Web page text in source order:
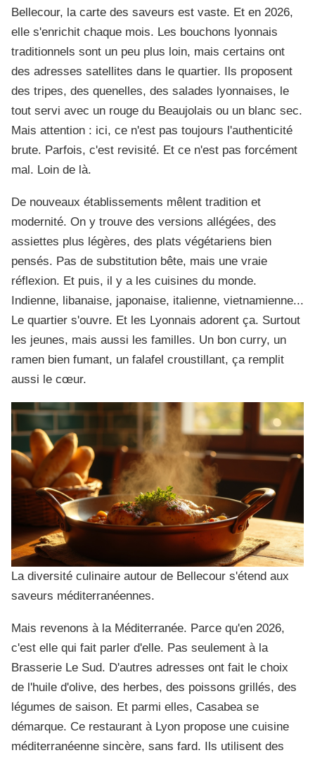
Bellecour, la carte des saveurs est vaste. Et en 2026,
elle s'enrichit chaque mois. Les bouchons lyonnais
traditionnels sont un peu plus loin, mais certains ont
des adresses satellites dans le quartier. Ils proposent
des tripes, des quenelles, des salades lyonnaises, le
tout servi avec un rouge du Beaujolais ou un blanc sec.
Mais attention : ici, ce n'est pas toujours l'authenticité
brute. Parfois, c'est revisité. Et ce n'est pas forcément
mal. Loin de là.
De nouveaux établissements mêlent tradition et
modernité. On y trouve des versions allégées, des
assiettes plus légères, des plats végétariens bien
pensés. Pas de substitution bête, mais une vraie
réflexion. Et puis, il y a les cuisines du monde.
Indienne, libanaise, japonaise, italienne, vietnamienne...
Le quartier s'ouvre. Et les Lyonnais adorent ça. Surtout
les jeunes, mais aussi les familles. Un bon curry, un
ramen bien fumant, un falafel croustillant, ça remplit
aussi le cœur.
La diversité culinaire autour de Bellecour s'étend aux
saveurs méditerranéennes.
Mais revenons à la Méditerranée. Parce qu'en 2026,
c'est elle qui fait parler d'elle. Pas seulement à la
Brasserie Le Sud. D'autres adresses ont fait le choix
de l'huile d'olive, des herbes, des poissons grillés, des
légumes de saison. Et parmi elles, Casabea se
démarque. Ce restaurant à Lyon propose une cuisine
méditerranéenne sincère, sans fard. Ils utilisent des